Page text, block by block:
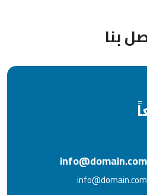
بنا
info@domain.com
info@domain.com